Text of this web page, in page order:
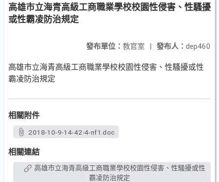
高雄市立海青高級工商職業學校校園性侵害、性騷擾
或性霸凌防治規定
發布人： dep460
發布單位： 教官室 |
高雄市立海青高級工商職業學校校園性侵害、性騷擾或性
霸凌防治規定
相關附件
2018-10-9-14-42-4-nf1.doc
相關連結
霸凌防治規定